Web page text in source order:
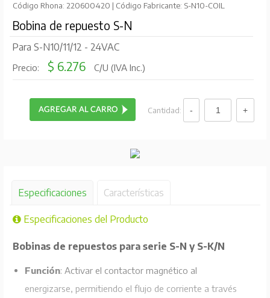
Código Rhona: 220600420 | Código Fabricante: S-N10-COIL
Bobina de repuesto S-N
Para S-N10/11/12 - 24VAC
Precio: $ 6.276 C/U (IVA Inc.)
Cantidad:
Especificaciones Características
Especificaciones del Producto
Bobinas de repuestos para serie S-N y S-K/N
Función: Activar el contactor magnético al
energizarse, permitiendo el flujo de corriente a través